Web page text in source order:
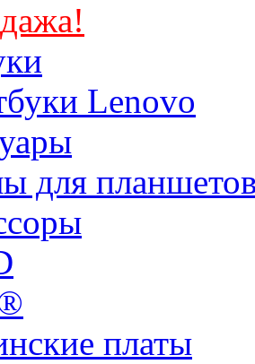
Lenovo
для
платы